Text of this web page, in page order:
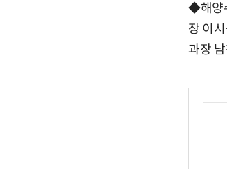
◆해양
장 이
과장